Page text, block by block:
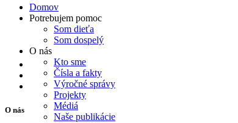
Domov
Potrebujem pomoc
Som dieťa
Som dospelý
O nás
Kto sme
Čísla a fakty
Výročné správy
Projekty
Médiá
Naše publikácie
O nás